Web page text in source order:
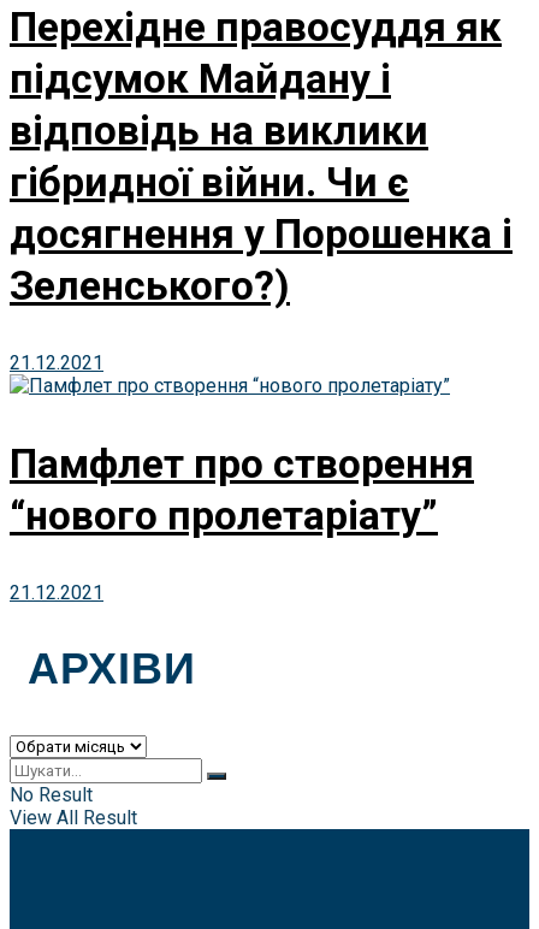
Перехідне правосуддя як
підсумок Майдану і
відповідь на виклики
гібридної війни. Чи є
досягнення у Порошенка і
Зеленського?)
21.12.2021
Памфлет про створення
“нового пролетаріату”
21.12.2021
АРХІВИ
Архіви
No Result
View All Result